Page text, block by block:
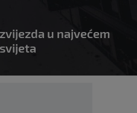
u najvećem